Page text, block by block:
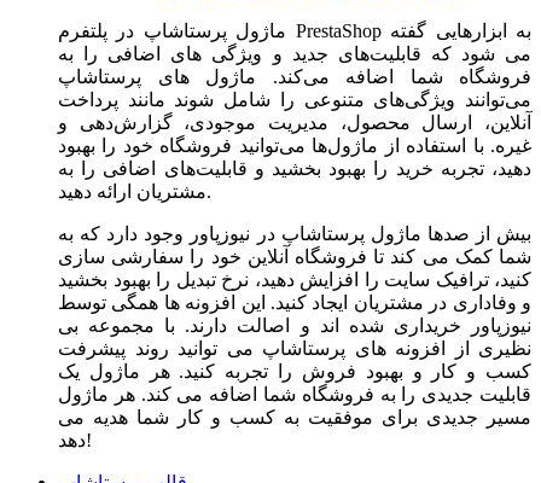
ماژول‌ پرستاشاپ در پلتفرم PrestaShop به ابزارهایی گفته
می شود که قابلیت‌های جدید و ویژگی های اضافی را به
فروشگاه شما اضافه می‌کند. ماژول های پرستاشاپ
می‌توانند ویژگی‌های متنوعی را شامل شوند مانند پرداخت
آنلاین، ارسال محصول، مدیریت موجودی، گزارش‌دهی و
غیره. با استفاده از ماژول‌ها می‌توانید فروشگاه خود را بهبود
دهید، تجربه خرید را بهبود بخشید و قابلیت‌های اضافی را به
مشتریان ارائه دهید.
بیش از صدها ماژول پرستاشاپ در نیوزپاور وجود دارد که به
شما کمک می کند تا فروشگاه آنلاین خود را سفارشی سازی
کنید، ترافیک سایت را افزایش دهید، نرخ تبدیل را بهبود بخشید
و وفاداری در مشتریان ایجاد کنید. این افزونه ها همگی توسط
نیوزپاور خریداری شده اند و اصالت دارند. با مجموعه بی
نظیری از افزونه های پرستاشاپ می توانید روند پیشرفت
کسب و کار و بهبود فروش را تجربه کنید. هر ماژول یک
قابلیت جدیدی را به فروشگاه شما اضافه می کند. هر ماژول
مسیر جدیدی برای موفقیت به کسب و کار شما هدیه می
دهد!